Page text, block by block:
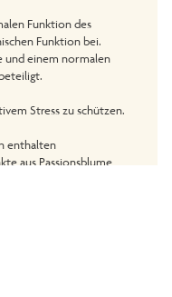
Funktion des
Funktion bei.
und einem normalen
Stress zu schützen.
enthalten
aus Passionsblume,